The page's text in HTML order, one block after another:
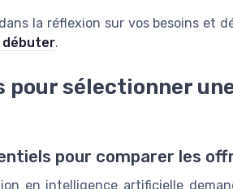
la réflexion sur vos besoins et
débuter.
pour sélectionner
pour comparer les
en intelligence artificielle